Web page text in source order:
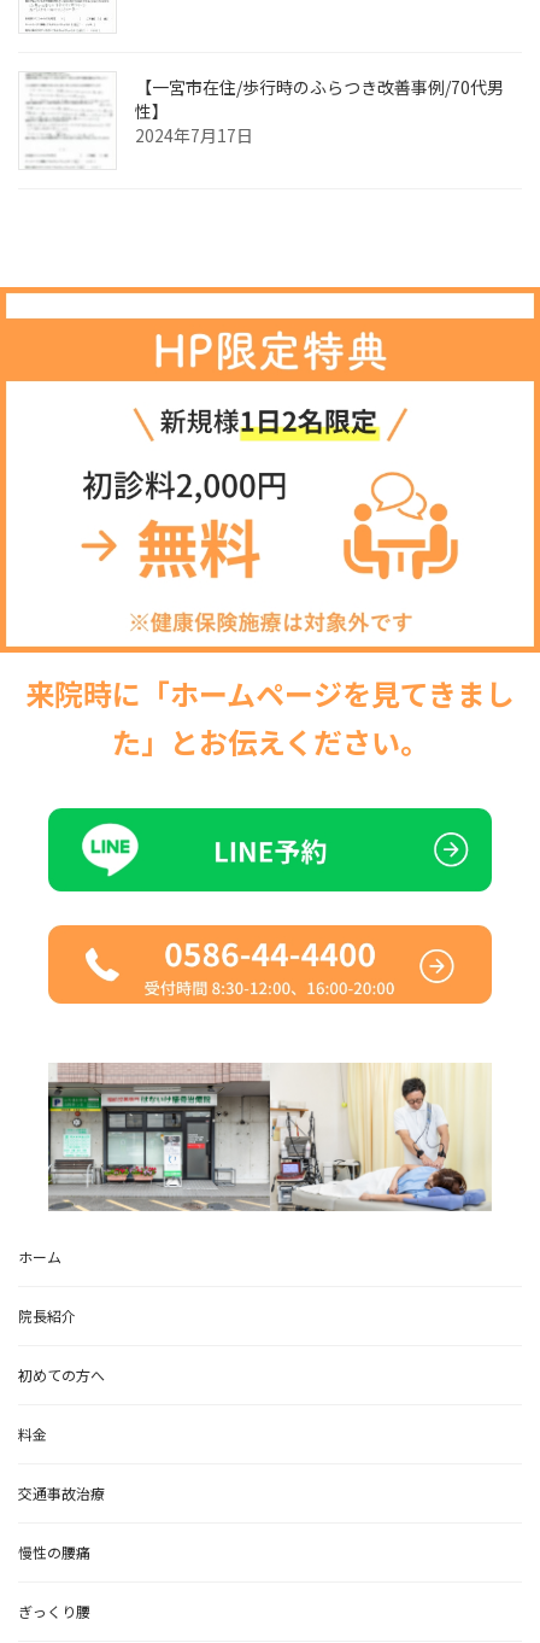
【一宮市在住/歩行時のふらつき改善事例/70代男
性】
2024年7月17日
来院時に「ホームページを見てきまし
た」とお伝えください。
ホーム
院長紹介
初めての方へ
料金
交通事故治療
慢性の腰痛
ぎっくり腰